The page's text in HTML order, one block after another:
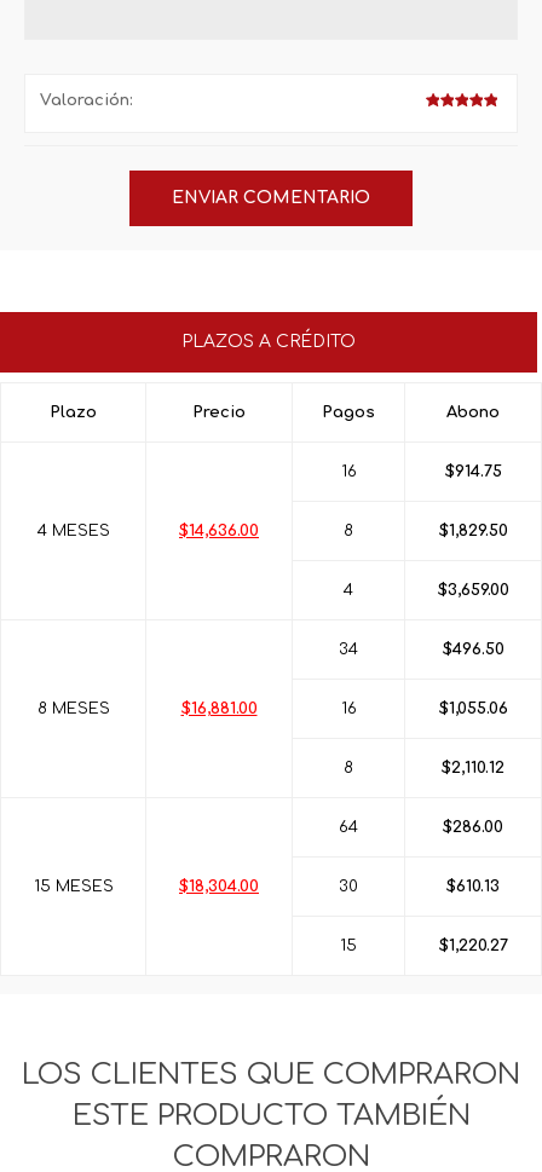
Valoración:
PLAZOS A CRÉDITO
Plazo Precio Pagos Abono
4 MESES $14,636.00
16 $914.75
8 $1,829.50
4 $3,659.00
8 MESES $16,881.00
34 $496.50
16 $1,055.06
8 $2,110.12
15 MESES $18,304.00
64 $286.00
30 $610.13
15 $1,220.27
LOS CLIENTES QUE COMPRARON
ESTE PRODUCTO TAMBIÉN
COMPRARON